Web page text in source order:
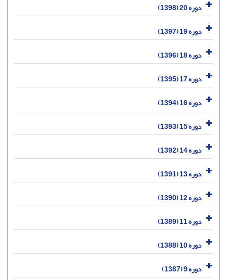
دوره 20 (1398)
دوره 19 (1397)
دوره 18 (1396)
دوره 17 (1395)
دوره 16 (1394)
دوره 15 (1393)
دوره 14 (1392)
دوره 13 (1391)
دوره 12 (1390)
دوره 11 (1389)
دوره 10 (1388)
دوره 9 (1387)